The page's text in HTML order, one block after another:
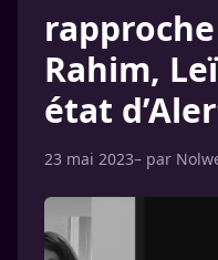
Rahim,
état
23 mai 2023– par